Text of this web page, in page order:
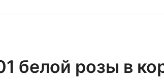
белой розы в